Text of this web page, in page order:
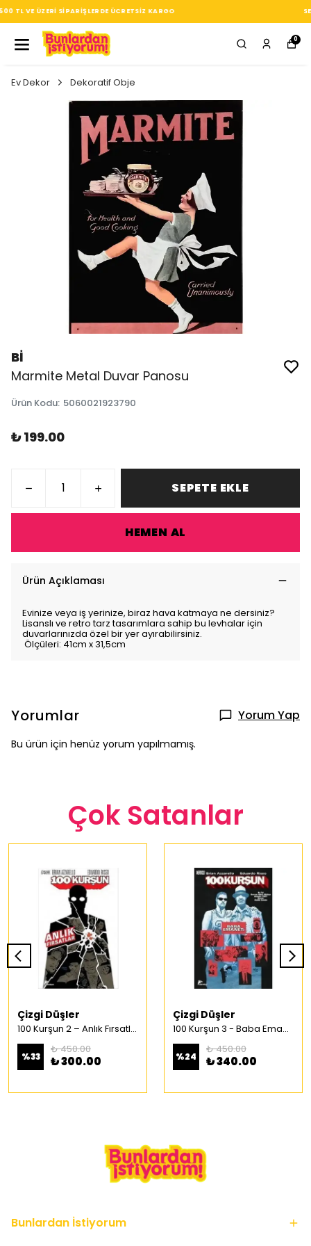
SEÇTIĞIN HER ÜRÜN, TARZINA DAIR KÜÇÜK BIR IMZA
0
Ev Dekor Dekoratif Obje
Bİ
Marmite Metal Duvar Panosu
Ürün Kodu: 5060021923790
₺ 199.00
SEPETE EKLE
HEMEN AL
Ürün Açıklaması
Evinize veya iş yerinize, biraz hava katmaya ne dersiniz?
Lisanslı ve retro tarz tasarımlara sahip bu levhalar için
duvarlarınızda özel bir yer ayırabilirsiniz.
Ölçüleri: 41cm x 31,5cm
Yorumlar Yorum Yap
Bu ürün için henüz yorum yapılmamış.
Çok Satanlar
Çizgi Düşler
100 Kurşun 2 – Anlık Fırsatlar Türkçe Çizgi Roman
%33
₺ 450.00
₺ 300.00
Çizgi Düşler
100 Kurşun 3 - Baba Emaneti Türkçe Çizgi Roman
%24
₺ 450.00
₺ 340.00
Bunlardan İstiyorum